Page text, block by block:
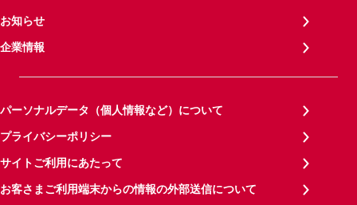
お知らせ
企業情報
パーソナルデータ（個人情報など）について
プライバシーポリシー
サイトご利用にあたって
お客さまご利用端末からの情報の外部送信について